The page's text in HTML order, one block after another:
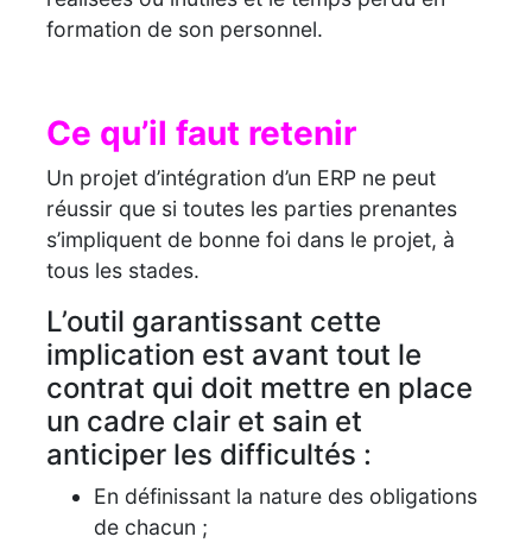
formation de son personnel.
Ce qu’il faut retenir
Un projet d’intégration d’un ERP ne peut
réussir que si toutes les parties prenantes
s’impliquent de bonne foi dans le projet, à
tous les stades.
L’outil garantissant cette
implication est avant tout le
contrat qui doit mettre en place
un cadre clair et sain et
anticiper les difficultés :
En définissant la nature des obligations
de chacun ;